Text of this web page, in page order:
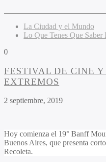
La Ciudad y el Mundo
Lo Que Tenes Que Saber
0
FESTIVAL DE CINE Y
EXTREMOS
2 septiembre, 2019
Hoy comienza el 19° Banff
Buenos Aires, que presenta
Recoleta.